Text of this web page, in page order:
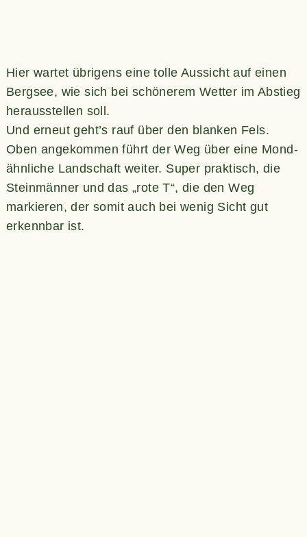
Hier wartet übrigens eine tolle Aussicht auf einen
Bergsee, wie sich bei schönerem Wetter im Abstieg
herausstellen soll.
Und erneut geht’s rauf über den blanken Fels.
Oben angekommen führt der Weg über eine Mond-
ähnliche Landschaft weiter. Super praktisch, die
Steinmänner und das „rote T“, die den Weg
markieren, der somit auch bei wenig Sicht gut
erkennbar ist.